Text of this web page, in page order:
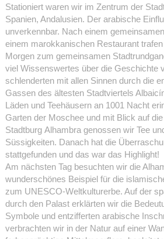
Stationiert waren wir im Zentrum der
Spanien, Andalusien. Der arabische
unverkennbar. Nach einem
einem marokkanischen Restaurant
Morgen zum gemeinsamen
viel Wissenswertes über die Geschichte
schlenderten mit allen Sinnen durch die
Gassen des ältesten Stadtviertels
Läden und Teehäusern an 1001 Nacht
Garten der Moschee und mit Blick auf
Stadtburg Alhambra genossen wir Tee
Süssigkeiten. Danach hat die
stattgefunden und das war das Highlight!
Am nächsten Tag besuchten wir die
wunderschönes Beispiel für die
zum UNESCO-Weltkulturerbe. Auf der
durch den Palast erklärten wir die
Symbole und entzifferten arabische
verbrachten wir in der Natur auf einer